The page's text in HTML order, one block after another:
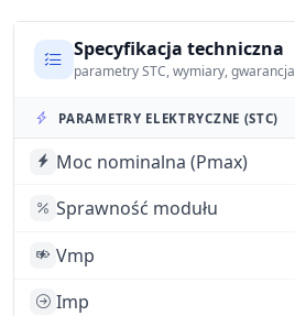
Specyfikacja techniczna
parametry STC, wymiary, gwarancja
PARAMETRY ELEKTRYCZNE (STC)
Moc nominalna (Pmax)
Sprawność modułu
Vmp
Imp